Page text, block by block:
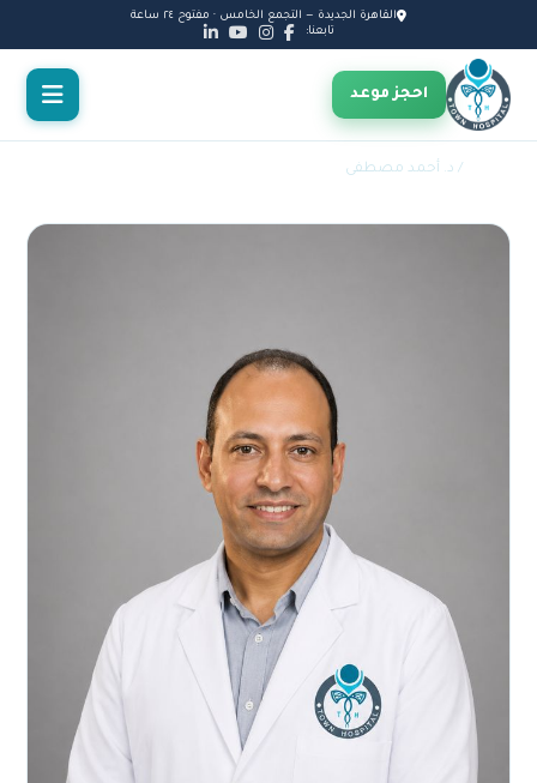
القاهرة الجديدة — التجمع الخامس · مفتوح ٢٤ ساعة
تابعنا:
احجز موعد
/ د. أحمد مصطفى